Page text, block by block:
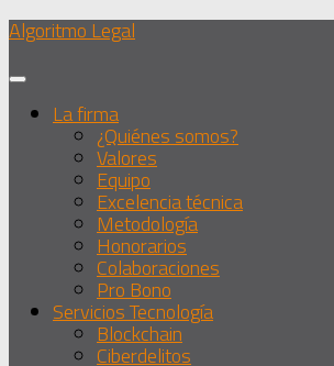
Debajo
del
contenido
Algoritmo Legal
La firma
¿Quiénes somos?
Valores
Equipo
Excelencia técnica
Metodología
Honorarios
Colaboraciones
Pro Bono
Servicios Tecnología
Blockchain
Ciberdelitos